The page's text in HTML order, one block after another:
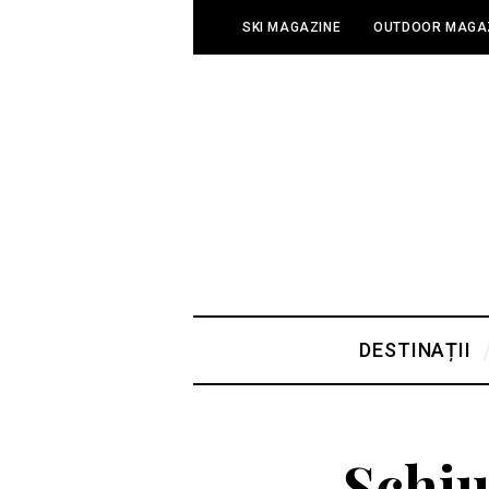
SKI MAGAZINE OUTDOOR
DESTINAȚII